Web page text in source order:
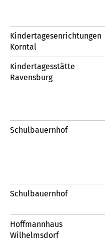
Kindertagesenrichtungen
Korntal
Kindertagesstätte
Ravensburg
Schulbauernhof
Schulbauernhof
Hoffmannhaus
Wilhelmsdorf